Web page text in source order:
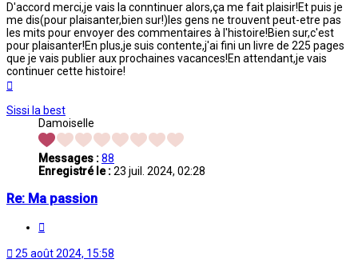
D'accord merci,je vais la conntinuer alors,ça me fait plaisir!Et puis je
me dis(pour plaisanter,bien sur!)les gens ne trouvent peut-etre pas
les mits pour envoyer des commentaires à l'histoire!Bien sur,c'est
pour plaisanter!En plus,je suis contente,j'ai fini un livre de 225 pages
que je vais publier aux prochaines vacances!En attendant,je vais
continuer cette histoire!
Sissi la best
Damoiselle
Messages :88
Enregistré le :23 juil. 2024, 02:28
Re: Ma passion
25 août 2024, 15:58